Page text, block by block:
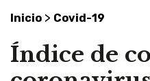
Inicio > Covid-19
Índice de